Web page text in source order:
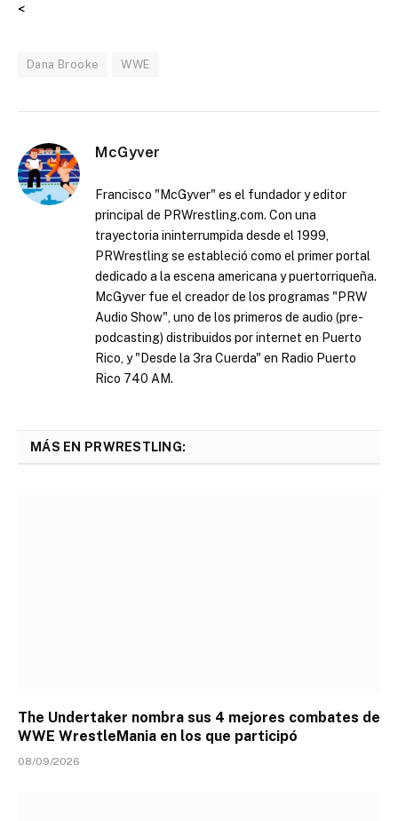
<
Dana Brooke WWE
McGyver
Francisco "McGyver" es el fundador y editor
principal de PRWrestling.com. Con una
trayectoria ininterrumpida desde el 1999,
PRWrestling se estableció como el primer portal
dedicado a la escena americana y puertorriqueña.
McGyver fue el creador de los programas "PRW
Audio Show", uno de los primeros de audio (pre-
podcasting) distribuidos por internet en Puerto
Rico, y "Desde la 3ra Cuerda" en Radio Puerto
Rico 740 AM.
MÁS EN PRWRESTLING:
The Undertaker nombra sus 4 mejores combates de
WWE WrestleMania en los que participó
08/09/2026